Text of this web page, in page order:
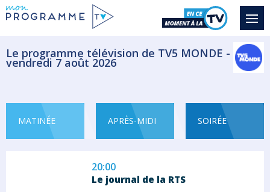
Le programme télévision de TV5 MONDE -
vendredi 7 août 2026
MATINÉE APRÈS-MIDI SOIRÉE
Entretien avec un invité au coeur de...
Magazine Information
19:05
Un quiz, six candidats et, bien calé dans
son...
Jeu
20:00
Le journal de la RTS